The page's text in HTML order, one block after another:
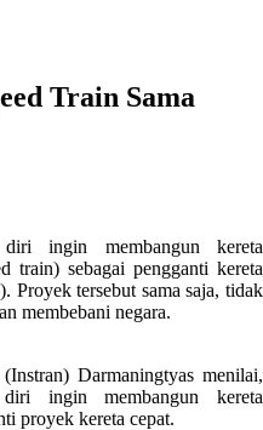
Train Sama
diri ingin membangun kereta
train) sebagai pengganti kereta
Proyek tersebut sama saja, tidak
membebani negara.
Darmaningtyas menilai,
diri ingin membangun kereta
proyek kereta cepat.